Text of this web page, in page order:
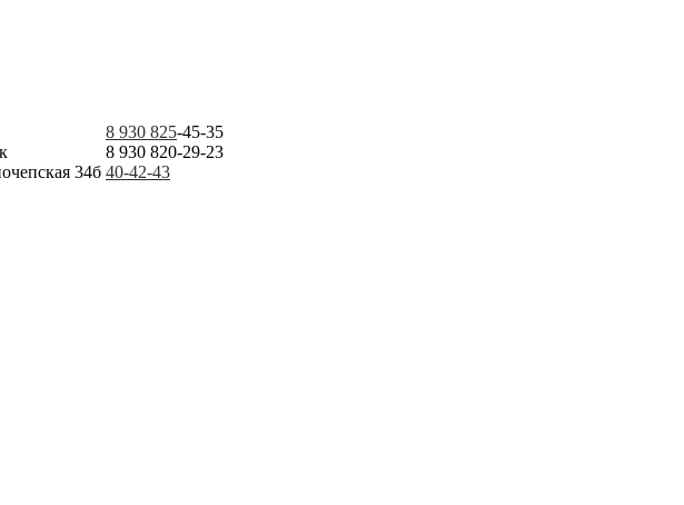
34б
8 930 825-45-35
8 930 820-29-23
40-42-43